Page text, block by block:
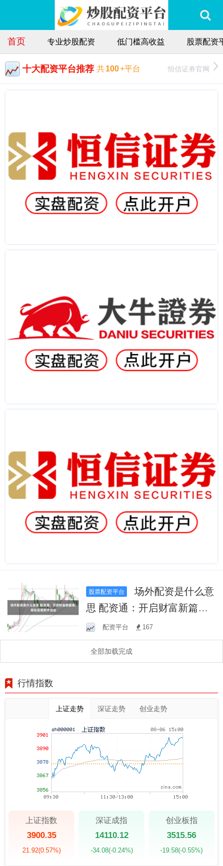
首页 专业炒股配资 低门槛高收益 股票配资
十大配资平台推荐 共100+平台 恒信证券官网
股票配资平台
场外配资是什么意
思 配资通：开启财富新篇
章，轻松实现财务自由
配资平台 167
全部加载完成
行情指数
上证走势 深证走势 创业走势
上证指数
3900.35
21.92(0.57%)
深证成指
14110.12
-34.08(-0.24%)
创业板指
3515.56
-19.58(-0.55%)